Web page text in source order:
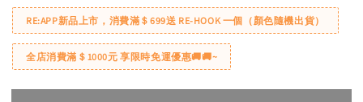
RE:APP新品上市，消費滿＄699送 RE-HOOK 一個（顏色隨機出貨）
全店消費滿＄1000元 享限時免運優惠🚚🚚~